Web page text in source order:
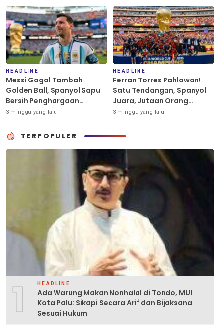
HEADLINE
Messi Gagal Tambah
Golden Ball, Spanyol Sapu
Bersih Penghargaan
Individu Piala Dunia 2026
3 minggu yang lalu
HEADLINE
Ferran Torres Pahlawan!
Satu Tendangan, Spanyol
Juara, Jutaan Orang
Berpesta
3 minggu yang lalu
TERPOPULER
1 HEADLINE
Ada Warung Makan Nonhalal di Tondo, MUI
Kota Palu: Sikapi Secara Arif dan Bijaksana
Sesuai Hukum